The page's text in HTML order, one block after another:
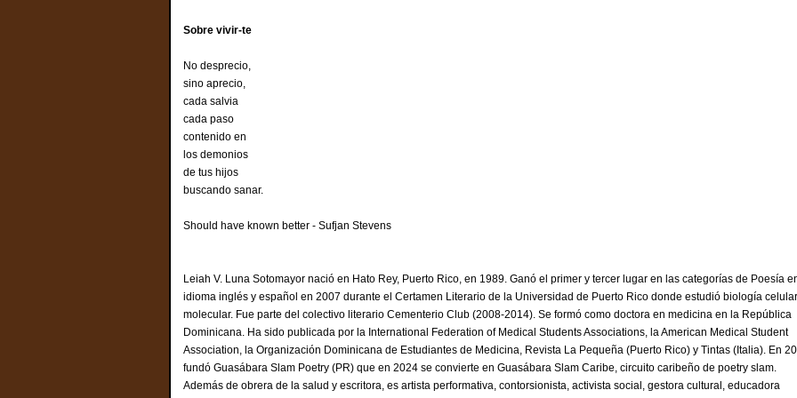
Sobre vivir-te
No desprecio,
sino aprecio,
cada salvia
cada paso
contenido en
los demonios
de tus hijos
buscando sanar.
Should have known better - Sufjan Stevens
Leiah V. Luna Sotomayor nació en Hato Rey, Puerto Rico, en 1989. Ganó el primer y tercer lugar en las categorías de Poesía
idioma inglés y español en 2007 durante el Certamen Literario de la Universidad de Puerto Rico donde estudió biología celular
molecular. Fue parte del colectivo literario Cementerio Club (2008-2014). Se formó como doctora en medicina en la República
Dominicana. Ha sido publicada por la International Federation of Medical Students Associations, la American Medical Student
Association, la Organización Dominicana de Estudiantes de Medicina, Revista La Pequeña (Puerto Rico) y Tintas (Italia). En
fundó Guasábara Slam Poetry (PR) que en 2024 se convierte en Guasábara Slam Caribe, circuito caribeño de poetry slam.
Además de obrera de la salud y escritora, es artista performativa, contorsionista, activista social, gestora cultural, educadora